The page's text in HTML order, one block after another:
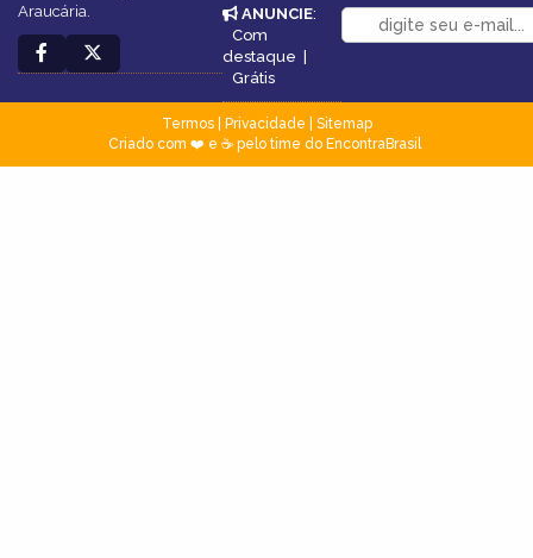
Araucária.
ANUNCIE:
Com
destaque |
Grátis
Termos| Privacidade
Sitemap
Criado com ❤️ e ☕ pelo time do EncontraBrasil